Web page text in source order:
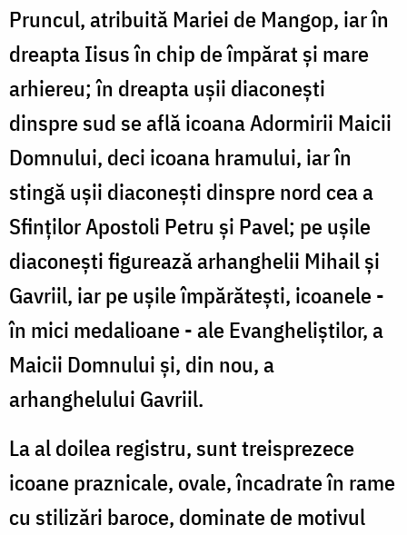
Pruncul, atribuită Mariei de Mangop, iar în
dreapta Iisus în chip de împărat și mare
arhiereu; în dreapta ușii diaconești
dinspre sud se află icoana Adormirii Maicii
Domnului, deci icoana hramului, iar în
stingă ușii diaconești dinspre nord cea a
Sfinților Apostoli Petru și Pavel; pe ușile
diaconești figurează arhanghelii Mihail și
Gavriil, iar pe ușile împărătești, icoanele -
în mici medalioane - ale Evangheliștilor, a
Maicii Domnului și, din nou, a
arhanghelului Gavriil.
La al doilea registru, sunt treisprezece
icoane praznicale, ovale, încadrate în rame
cu stilizări baroce, dominate de motivul